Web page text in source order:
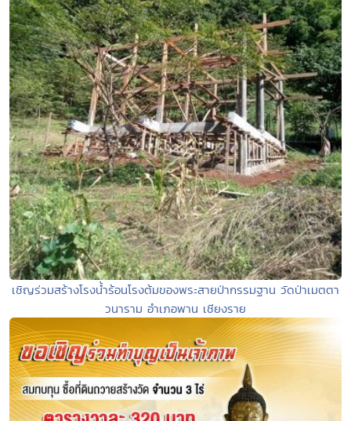
เชิญร่วมสร้างโรงน้ำร้อนโรงต้มของพระสายป่ากรรมฐาน วัดป่าเมตตา
วนาราม อำเภอพาน เชียงราย